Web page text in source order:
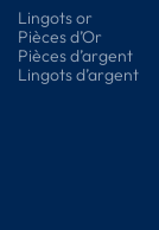
Lingots or
Pièces d’Or
Pièces d’argent
Lingots d’argent